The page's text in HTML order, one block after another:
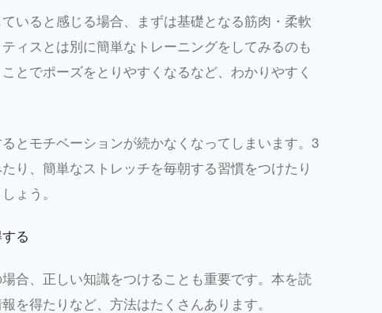
いると感じる場合、まずは基礎となる筋肉・柔軟
ィスとは別に簡単なトレーニングをしてみるのも
とでポーズをとりやすくなるなど、わかりやすく
とモチベーションが続かなくなってしまいます。3
り、簡単なストレッチを毎朝する習慣をつけたり
ょう。
る
合、正しい知識をつけることも重要です。本を読
を得たりなど、方法はたくさんあります。